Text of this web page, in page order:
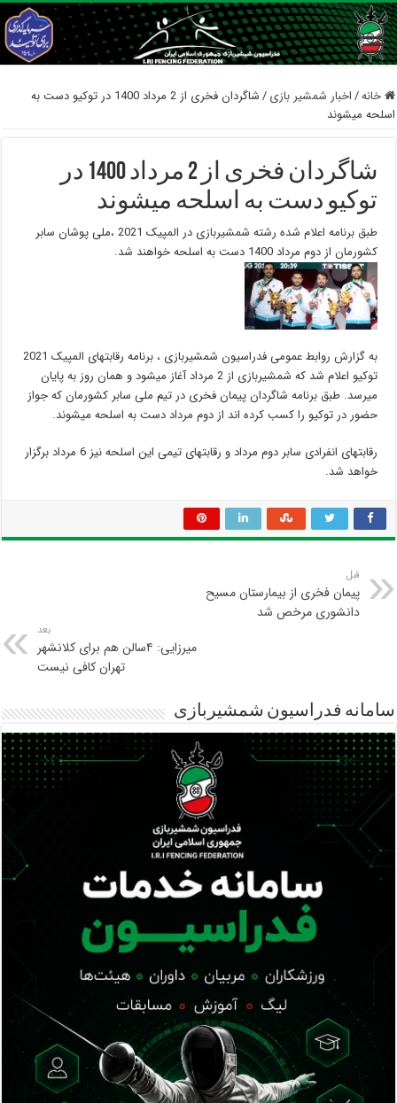
خانه/اخبار شمشیر بازی /
شاگردان فخری از 2 مرداد 1400 در توکیو دست به
اسلحه میشوند
شاگردان فخری از 2 مرداد 1400 در
توکیو دست به اسلحه میشوند
طبق برنامه اعلام شده رشته شمشیربازی در المپیک 2021 ،ملی پوشان سابر
کشورمان از دوم مرداد 1400 دست به اسلحه خواهند شد.
به گزارش روابط عمومی فدراسیون شمشیربازی ، برنامه رقابتهای المپیک 2021
توکیو اعلام شد که شمشیربازی از 2 مرداد آغاز میشود و همان روز به پایان
میرسد. طبق برنامه شاگردان پیمان فخری در تیم ملی سابر کشورمان که جواز
حضور در توکیو را کسب کرده اند از دوم مرداد دست به اسلحه میشوند.
رقابتهای انفرادی سابر دوم مرداد و رقابتهای تیمی این اسلحه نیز 6 مرداد برگزار
خواهد شد.
قبل
پیمان فخری از بیمارستان مسیح
دانشوری مرخص شد
بعد
میرزایی: ۴سالن هم برای کلانشهر
تهران کافی نیست
سامانه فدراسیون شمشیربازی